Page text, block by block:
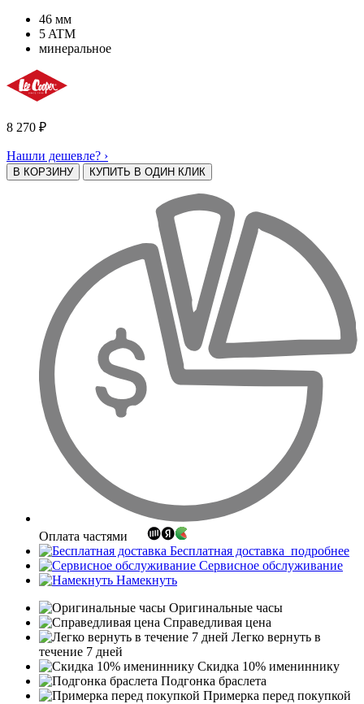
46 мм
5 ATM
минеральное
8 270 ₽
Нашли дешевле? ›
В КОРЗИНУ КУПИТЬ В ОДИН КЛИК
Оплата частями
Бесплатная доставка подробнее
Сервисное обслуживание
Намекнуть
Оригинальные часы
Справедливая цена
Легко вернуть в
течение 7 дней
Скидка 10% имениннику
Подгонка браслета
Примерка перед покупкой